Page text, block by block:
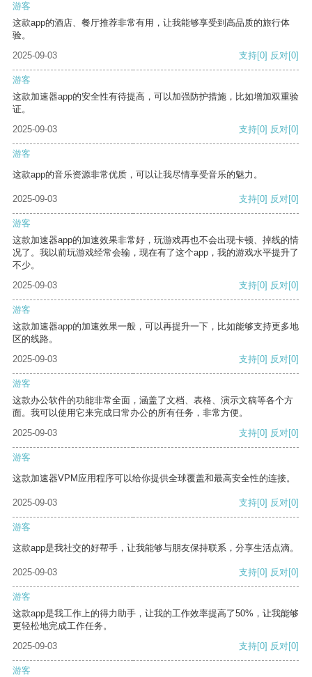
游客
这款app的酒店、餐厅推荐非常有用，让我能够享受到高品质的旅行体
验。
2025-09-03
支持[0] 反对[0]
游客
这款加速器app的安全性有待提高，可以加强防护措施，比如增加双重验
证。
2025-09-03
支持[0] 反对[0]
游客
这款app的音乐资源非常优质，可以让我尽情享受音乐的魅力。
2025-09-03 支持[0] 反对[0]
游客
这款加速器app的加速效果非常好，玩游戏再也不会出现卡顿、掉线的情
况了。我以前玩游戏经常会输，现在有了这个app，我的游戏水平提升了
不少。
2025-09-03
支持[0] 反对[0]
游客
这款加速器app的加速效果一般，可以再提升一下，比如能够支持更多地
区的线路。
2025-09-03
支持[0] 反对[0]
游客
这款办公软件的功能非常全面，涵盖了文档、表格、演示文稿等各个方
面。我可以使用它来完成日常办公的所有任务，非常方便。
2025-09-03
支持[0] 反对[0]
游客
这款加速器VPM应用程序可以给你提供全球覆盖和最高安全性的连接。
2025-09-03 支持[0] 反对[0]
游客
这款app是我社交的好帮手，让我能够与朋友保持联系，分享生活点滴。
2025-09-03 支持[0] 反对[0]
游客
这款app是我工作上的得力助手，让我的工作效率提高了50%，让我能够
更轻松地完成工作任务。
2025-09-03
支持[0] 反对[0]
游客